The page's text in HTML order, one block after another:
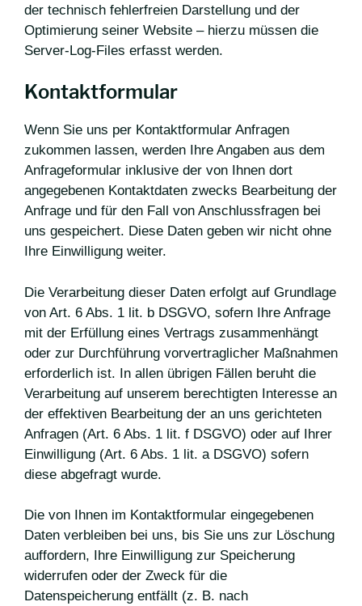
der technisch fehlerfreien Darstellung und der
Optimierung seiner Website – hierzu müssen die
Server-Log-Files erfasst werden.
Kontaktformular
Wenn Sie uns per Kontaktformular Anfragen
zukommen lassen, werden Ihre Angaben aus dem
Anfrageformular inklusive der von Ihnen dort
angegebenen Kontaktdaten zwecks Bearbeitung der
Anfrage und für den Fall von Anschlussfragen bei
uns gespeichert. Diese Daten geben wir nicht ohne
Ihre Einwilligung weiter.
Die Verarbeitung dieser Daten erfolgt auf Grundlage
von Art. 6 Abs. 1 lit. b DSGVO, sofern Ihre Anfrage
mit der Erfüllung eines Vertrags zusammenhängt
oder zur Durchführung vorvertraglicher Maßnahmen
erforderlich ist. In allen übrigen Fällen beruht die
Verarbeitung auf unserem berechtigten Interesse an
der effektiven Bearbeitung der an uns gerichteten
Anfragen (Art. 6 Abs. 1 lit. f DSGVO) oder auf Ihrer
Einwilligung (Art. 6 Abs. 1 lit. a DSGVO) sofern
diese abgefragt wurde.
Die von Ihnen im Kontaktformular eingegebenen
Daten verbleiben bei uns, bis Sie uns zur Löschung
auffordern, Ihre Einwilligung zur Speicherung
widerrufen oder der Zweck für die
Datenspeicherung entfällt (z. B. nach